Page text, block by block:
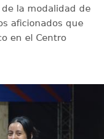
la modalidad de
aficionados que
en el Centro